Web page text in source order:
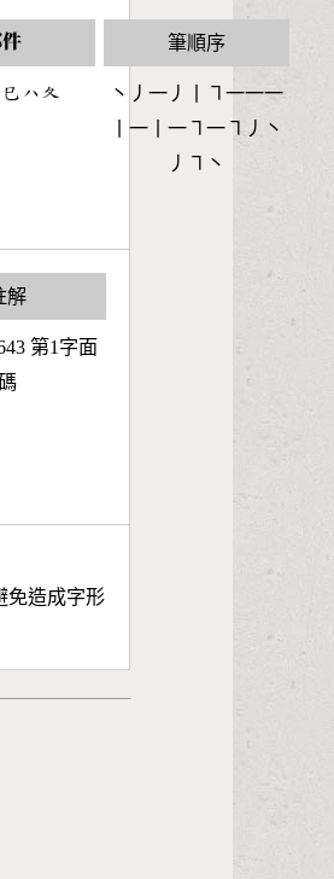
筆順序
丶丿一丿丨㇕一一一
丨一丨一㇕一㇕丿丶
丿㇕丶
解
第1字面
免造成字形